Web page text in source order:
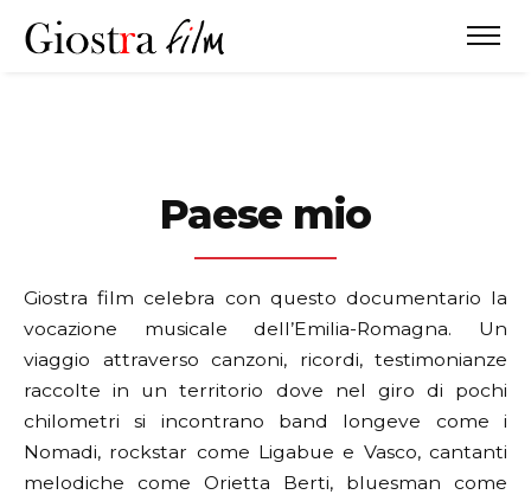
Paese mio
Giostra film celebra con questo documentario la
vocazione musicale dell’Emilia-Romagna. Un
viaggio attraverso canzoni, ricordi, testimonianze
raccolte in un territorio dove nel giro di pochi
chilometri si incontrano band longeve come i
Nomadi, rockstar come Ligabue e Vasco, cantanti
melodiche come Orietta Berti, bluesman come